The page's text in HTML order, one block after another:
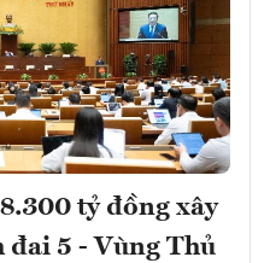
tỷ đồng xây
đai 5 - Vùng Thủ